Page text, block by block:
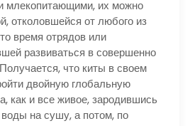
млекопитающими, их можно
отколовшейся от любого из
время отрядов или
развиваться в совершенно
что киты в своем
двойную глобальную
как и все живое, зародившись
на сушу, а потом, по